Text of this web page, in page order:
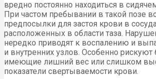
вредно постоянно находиться в
При частом пребывании в такой позе
предпосылки для застоя крови в
расположенных в области таза.
нередко приводят к воспалению и
и внутренних узлов. Особенно рискуют
имеющие лишний вес или слишком
показатели свертываемости крови.